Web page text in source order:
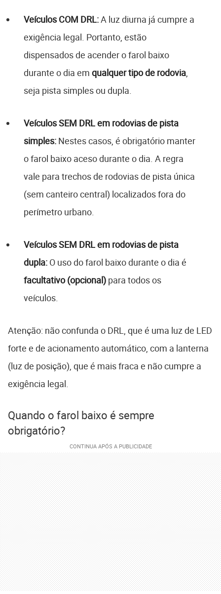
Veículos COM DRL:A luz diurna já cumpre a
exigência legal. Portanto, estão
dispensados de acender o farol baixo
durante o dia em qualquer tipo de rodovia
seja pista simples ou dupla.
Veículos SEM DRL em rodovias de pista
simples: Nestes casos, é obrigatório manter
o farol baixo aceso durante o dia. A regra
vale para trechos de rodovias de pista única
(sem canteiro central) localizados fora do
perímetro urbano.
Veículos SEM DRL em rodovias de pista
dupla: O uso do farol baixo durante o dia é
facultativo (opcional) para todos os
veículos.
Atenção: não confunda o DRL, que é uma luz de LED
forte e de acionamento automático, com a lanterna
(luz de posição), que é mais fraca e não cumpre a
exigência legal.
Quando o farol baixo é sempre
obrigatório?